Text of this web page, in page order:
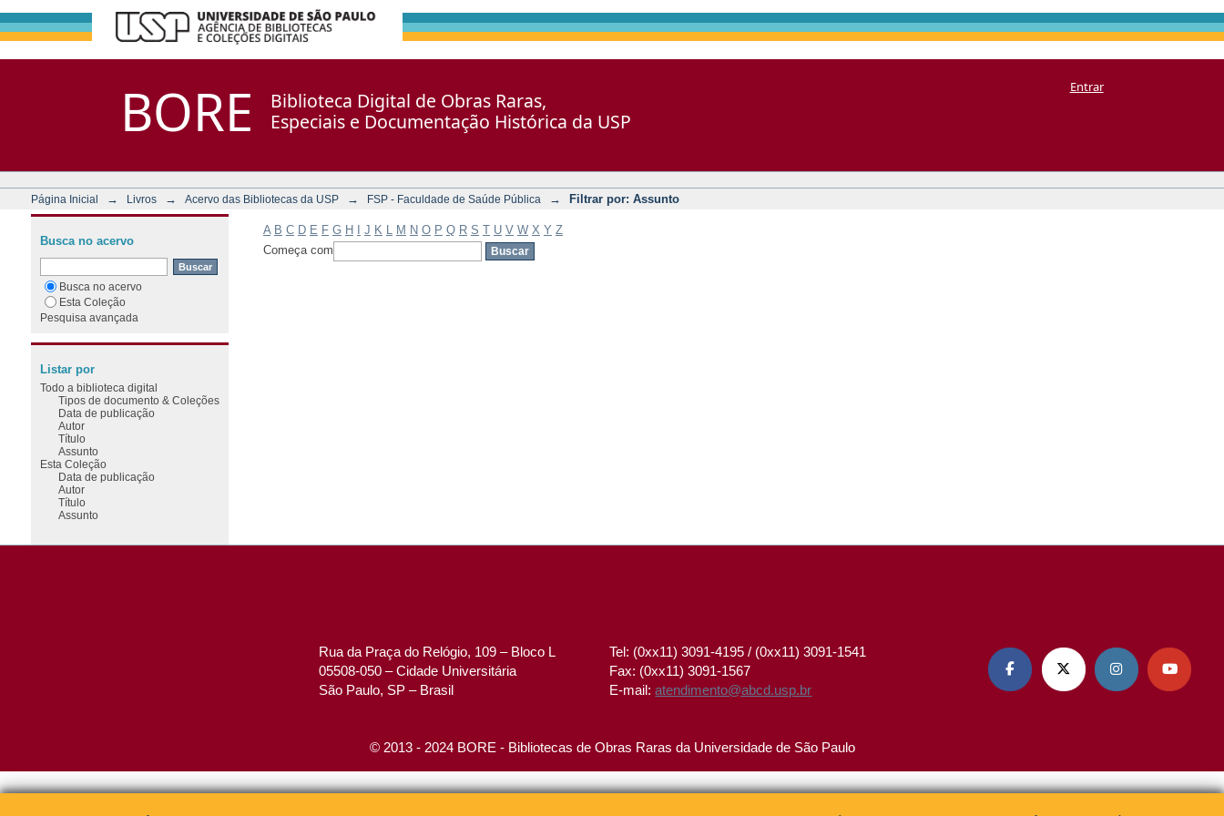
BORE
Biblioteca Digital de Obras Raras,
Especiais e Documentação Histórica da USP
Entrar
Página Inicial → Livros → Acervo das Bibliotecas da USP → FSP - Faculdade de Saúde Pública → Filtrar por: Assunto
A B C D E F G H J K M N O P Q R S T U V W X Y Z
Começa com
Busca no acervo
Busca no acervo
Esta Coleção
Pesquisa avançada
Listar por
Todo a biblioteca digital
Tipos de documento & Coleções
Data de publicação
Autor
Título
Assunto
Esta Coleção
Data de publicação
Autor
Título
Assunto
Rua da Praça do Relógio, 109 – Bloco L
05508-050 – Cidade Universitária
São Paulo, SP – Brasil
Tel: (0xx11) 3091-4195 / (0xx11) 3091-1541
Fax: (0xx11) 3091-1567
E-mail:atendimento@abcd.usp.br
   
© 2013 - 2024 BORE - Bibliotecas de Obras Raras da Universidade de São Paulo